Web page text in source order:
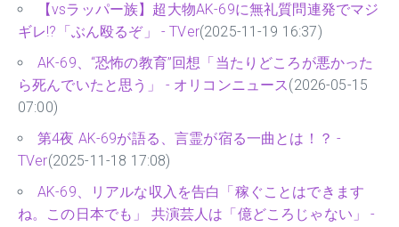
【vsラッパー族】超大物AK-69に無礼質問連発でマジ
ギレ!?「ぶん殴るぞ」 - TVer(2025-11-19 16:37)
AK-69、“恐怖の教育”回想「当たりどころが悪かった
ら死んでいたと思う」 - オリコンニュース(2026-05-15
07:00)
第4夜 AK-69が語る、言霊が宿る一曲とは！？ -
TVer(2025-11-18 17:08)
AK-69、リアルな収入を告白「稼ぐことはできます
ね。この日本でも」 共演芸人は「億どころじゃない」 -